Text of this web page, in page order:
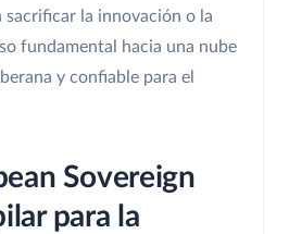
sacrificar la innovación o la
fundamental hacia una nube
y confiable para el
Sovereign
para la